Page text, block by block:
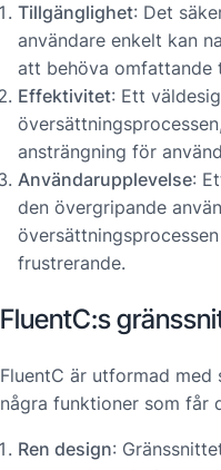
Tillgänglighet: Det
användare enkelt kan
att behöva omfattande
Effektivitet: Ett
ansträngning för
Användarupplevelse:
den övergripande
frustrerande.
FluentC:s
FluentC är utformad med
några funktioner som får
Ren design: